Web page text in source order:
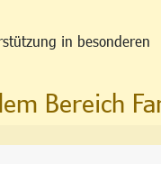
in besonderen
Bereich